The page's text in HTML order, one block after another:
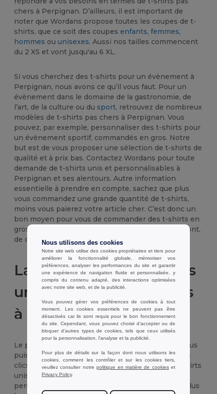
chers à Perpignan. D’ailleurs, il est important de
noter que Wordans propose toutes les coupes de t-
shirts, que ce soit des coupes enfants,femmes,
hommes ouunisexes. Aussi nos tailles commencent
du 2 XS et vont jusqu'au 6 XL.
Si vous cherchez des t-shirts pour un évènement à
Perpignan, nous avons ce qu’il vous faut. Pour un
évènement dans le domaine de la gastronomie, de
l’art, de la culture ou dusport, retrouvez de nombreux
modèles de t-shirts pas chers à Perpignan. Vous
pouvez, par exemple, personnaliser des t-shirts pour
un évènement sportif, commandés en gros. Notre
but est de vous proposer une sélection de t-shirts de
qualité et à prix bas. Contactez Wordans pour toute
demande de t-shirts unis et personnalisables à
Perpignan et ses alentours. Autre information
essentielle à prendre en compte, sachez que plus
vous commandez une grande quantité de t-shirts,
moins vous paierez votre article cher. C’est donc un
bon moyen pour vous de commander des t-shirts en
gros à prix intéressants. Chez Wordans, les prix sont,
de ce fait, dégressifs.
La référence des t-shirts
unis et personnalisables
à Perpignan
Le principal atout de nos t-shirts est le fait que vous
puissiez les personnaliser en seulement quelques
clics à prix bas. Si vous souhaitez acheter des t-shirts
unis à Perpignan, tous nos vêtements sont
personnalisables et vous sont envoyés dans les plus
Nous utilisons des cookies
Notre site web utilise des cookies propriétaires et tiers pour
améliorer la fonctionnalité globale, mémoriser vos
préférences, analyser les performances du site et garantir
une expérience de navigation fluide et personnalisée, y
compris du contenu adapté, des interactions optimisées
avec notre site web, et de la publicité.
Vous pouvez gérer vos préférences de cookies à tout
moment. Les cookies essentiels ne peuvent pas être
désactivés car ils sont requis pour le bon fonctionnement
du site. Cependant, vous pouvez choisir d’accepter ou de
bloquer d'autres types de cookies, tels que ceux utilisés
pour la personnalisation, l'analyse et la publicité.
Pour plus de détails sur la façon dont nous utilisons les
cookies, comment les contrôler et sur les cookies tiers,
veuillez consulter notrepolitique en matière de cookieset
Privacy Policy.